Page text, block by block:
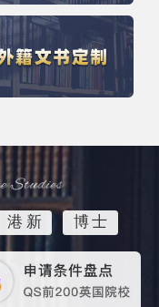
港新 博士